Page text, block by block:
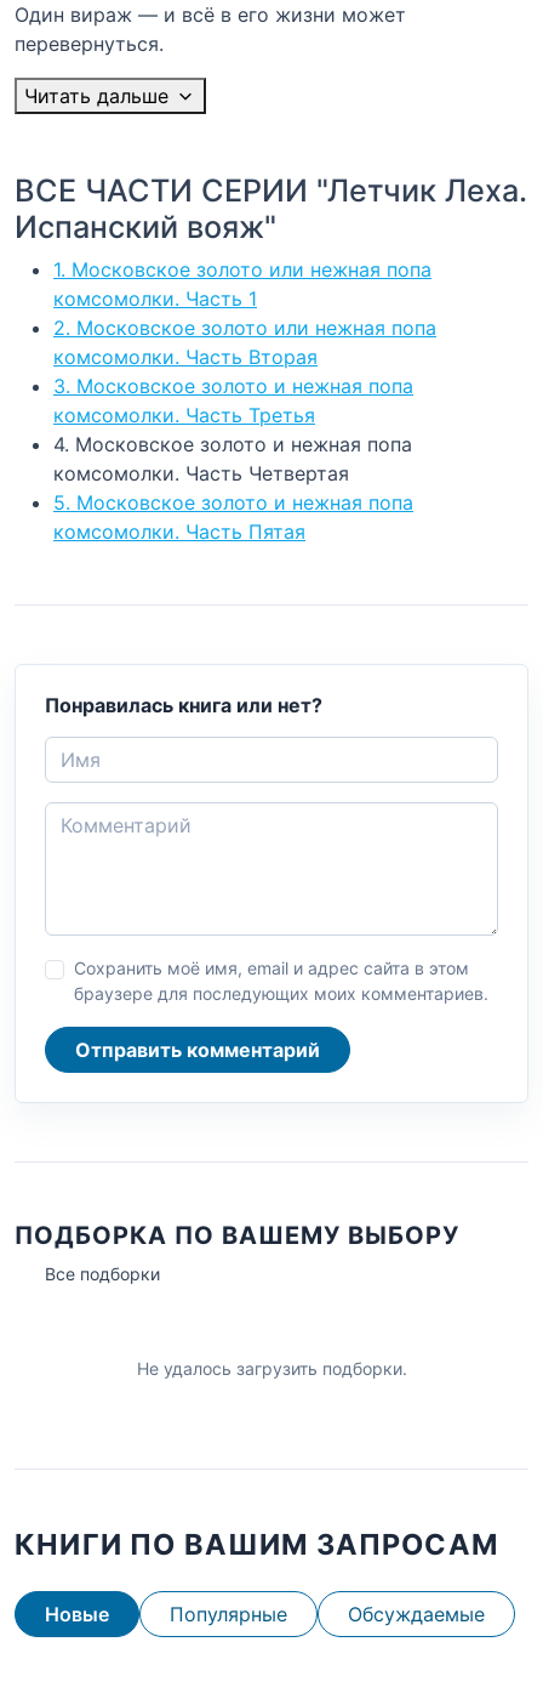
Один вираж — и всё в его жизни может
перевернуться.
Читать дальше
ВСЕ ЧАСТИ СЕРИИ "Летчик Леха.
Испанский вояж"
1. Московское золото или нежная попа
комсомолки. Часть 1
2. Московское золото или нежная попа
комсомолки. Часть Вторая
3. Московское золото и нежная попа
комсомолки. Часть Третья
4. Московское золото и нежная попа
комсомолки. Часть Четвертая
5. Московское золото и нежная попа
комсомолки. Часть Пятая
Понравилась книга или нет?
Сохранить моё имя, email и адрес сайта в этом
браузере для последующих моих комментариев.
Отправить комментарий
ПОДБОРКА ПО ВАШЕМУ ВЫБОРУ
Все подборки
Не удалось загрузить подборки.
КНИГИ ПО ВАШИМ ЗАПРОСАМ
Новые Популярные Обсуждаемые